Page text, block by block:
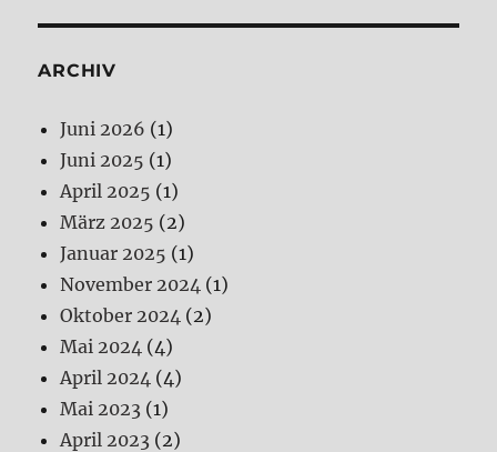
ARCHIV
Juni 2026 (1)
Juni 2025 (1)
April 2025 (1)
März 2025 (2)
Januar 2025 (1)
November 2024 (1)
Oktober 2024 (2)
Mai 2024 (4)
April 2024 (4)
Mai 2023 (1)
April 2023 (2)